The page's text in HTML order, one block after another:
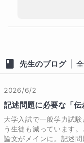
お子さまの国語力
生徒様へのメッセー
何を書けばいいか分
そんな悩みを抱える
役のコピーライタ
た、国語講師の柴山
した。
これか
一緒に
です。
んでく
先生のブログ 全
2026/6/2
記述問題に必要な「伝
大学入試で一般学力試
う生徒も減っています
論文がメインに。記述